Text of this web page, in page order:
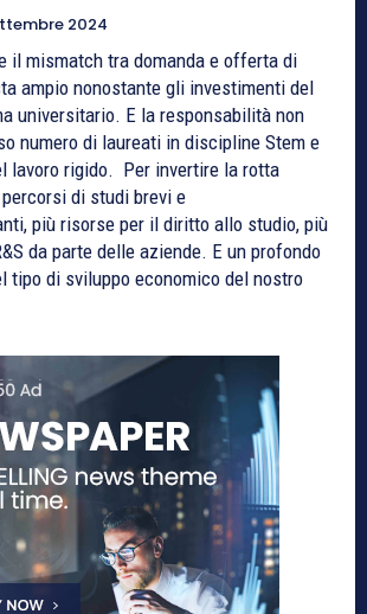
2024
il mismatch tra domanda e offerta di
ampio nonostante gli investimenti del
universitario. E la responsabilità non
numero di laureati in discipline Stem e
lavoro rigido. Per invertire la rotta
di studi brevi e
più risorse per il diritto allo studio, più
da parte delle aziende. E un profondo
tipo di sviluppo economico del nostro